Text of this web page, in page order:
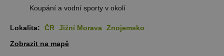
Koupání a vodní sporty v okolí
Lokalita: ČR Jižní Morava Znojemsko
Zobrazit na mapě